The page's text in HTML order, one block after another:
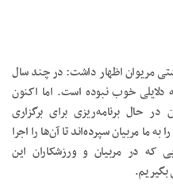
مریوان اظهار داشت: در چند سال
دلایلی خوب نبوده است. اما اکنون
حال برنامه‌ریزی برای برگزاری
مربیان سپرده‌اند تا آن‌ها را اجرا
که در مربیان و ورزشکاران این
بگیریم.